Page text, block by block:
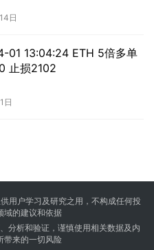
日
01 13:04:24 ETH 5倍多单
止损2102
日
用户学习及研究之用，不构成任何投
域的建议和依据
分析和验证，谨慎使用相关数据及内
带来的一切风险